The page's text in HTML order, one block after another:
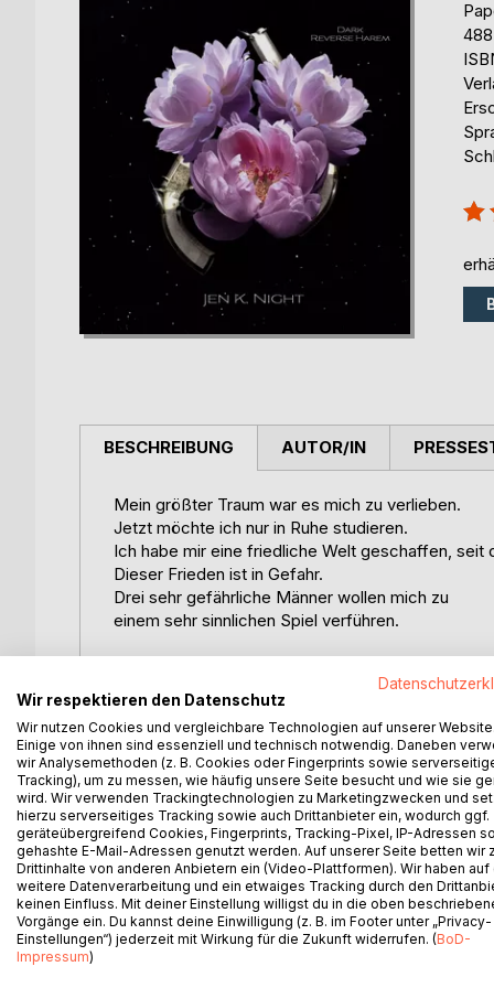
BESCHREIBUNG
Mein größter Traum war es mich zu verlieben.
Jetzt möchte ich nur in Ruhe studieren.
Ich habe mir eine friedliche Welt geschaffen, seit
Dieser Frieden ist in Gefahr.
Drei sehr gefährliche Männer wollen mich zu
einem sehr sinnlichen Spiel verführen.
Ich werde sie besitzen und zu meinem machen.
Ohne Gnade nehme ich sie mir. Sie muss mir
Elodie Weaver sein.
Alles an ihr ist perfekt.
Die Götter haben sie für mich geschaffen. Mein
erfährt, dass mein Auftrag war, sie zu vernichten.
Mein Name ist Darian Starm, ich bin der Erbe
Ich liebe Sex, Drogen und Alkohol. Gefühle sind
mich schwach. Ich hasse sie, deswegen muss
AUTOR/IN
Wir respektieren den Datenschutz
Wir nutzen Cookies und vergleichbare Technologien auf unserer Website.
Einige von ihnen sind essenziell und technisch notwendig. Daneben
wir Analysemethoden (z. B. Cookies oder Fingerprints sowie
Tracking), um zu messen, wie häufig unsere Seite besucht und wie sie
wird. Wir verwenden Trackingtechnologien zu Marketingzwecken und
hierzu serverseitiges Tracking sowie auch Drittanbieter ein, wodurch ggf.
geräteübergreifend Cookies, Fingerprints, Tracking-Pixel, IP-Adressen
gehashte E-Mail-Adressen genutzt werden. Auf unserer Seite betten wir
Drittinhalte von anderen Anbietern ein (Video-Plattformen). Wir haben auf
weitere Datenverarbeitung und ein etwaiges Tracking durch den
keinen Einfluss. Mit deiner Einstellung willigst du in die oben
Vorgänge ein. Du kannst deine Einwilligung (z. B. im Footer unter „Privacy-
Einstellungen“) jederzeit mit Wirkung für die Zukunft widerrufen. (BoD-
Impressum)